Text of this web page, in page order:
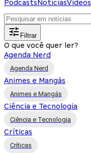
PodcastsNotíciasVídeos
Filtrar
O que você quer ler?
Agenda Nerd
Agenda Nerd
Animes e Mangás
Animes e Mangás
Ciência e Tecnologia
Ciência e Tecnologia
Críticas
Críticas